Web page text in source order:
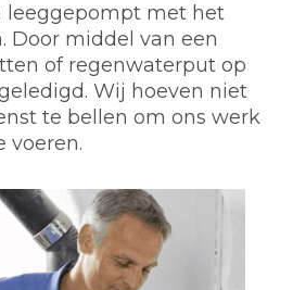
leeggepompt met het
Door middel van een
of regenwaterput op
Wij hoeven niet
te bellen om ons werk
voeren.